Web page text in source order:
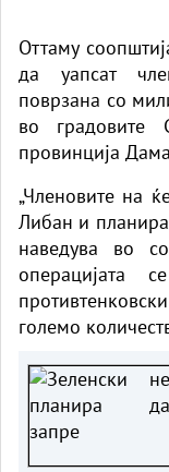
Оттаму
да уапсат
поврзана со
во градовите
провинција
„Членовите на
Либан и
наведува во
операцијата
големо